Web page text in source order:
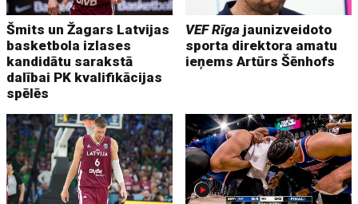
Šmits un Žagars Latvijas
basketbola izlases
kandidātu sarakstā
dalībai PK kvalifikācijas
spēlēs
VEF Rīga jaunizveidoto
sporta direktora amatu
ieņems Artūrs Šēnhofs